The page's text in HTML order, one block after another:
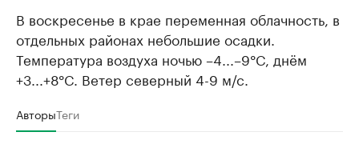
В воскресенье в крае переменная облачность, в
отдельных районах небольшие осадки.
Температура воздуха ночью –4...–9°C, днём
+3...+8°C. Ветер северный 4-9 м/с.
АвторыТеги